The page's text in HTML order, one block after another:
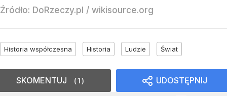
Źródło: DoRzeczy.pl / wikisource.org
Historia współczesna Historia Ludzie Świat
UDOSTĘPNIJ
SKOMENTUJ 1